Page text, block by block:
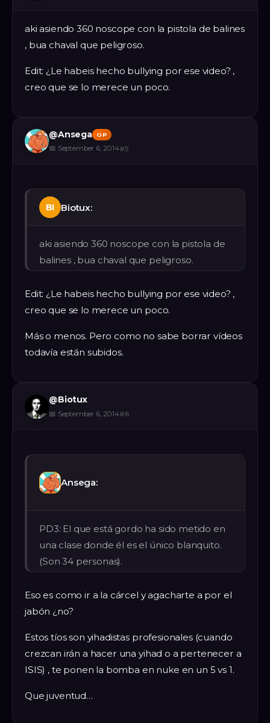
aki asiendo 360 noscope con la pistola de balines
, bua chaval que peligroso.
Edit: ¿Le habeis hecho bullying por ese video? ,
creo que se lo merece un poco.
@Ansega OP
📅 September 6, 2014#5
BI Biotux:
aki asiendo 360 noscope con la pistola de
balines , bua chaval que peligroso.
Edit: ¿Le habeis hecho bullying por ese video? ,
creo que se lo merece un poco.
Más o menos. Pero como no sabe borrar vídeos
todavía están subidos.
@Biotux
📅 September 6, 2014#6
Ansega:
PD3: El que está gordo ha sido metido en
una clase donde él es el único blanquito.
(Son 34 personas).
Eso es como ir a la cárcel y agacharte a por el
jabón ¿no?
Estos tíos son yihadistas profesionales (cuando
crezcan irán a hacer una yihad o a pertenecer a
ISIS) , te ponen la bomba en nuke en un 5 vs 1.
Que juventud…